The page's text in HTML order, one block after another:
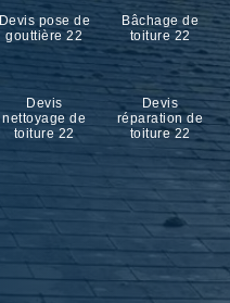
Devis pose de
gouttière 22
Bâchage de
toiture 22
Devis
nettoyage de
toiture 22
Devis
réparation de
toiture 22